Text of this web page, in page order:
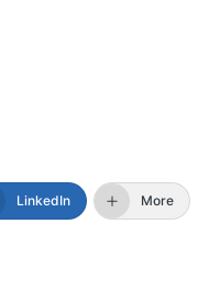
LinkedIn More